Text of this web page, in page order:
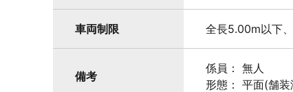
車両制限 全長5.00m以下
備考
係員： 無人
形態： 平面(舗